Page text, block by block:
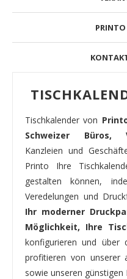
Tischkalender von
Schweizer Büros,
Kanzleien und
Printo Ihre
gestalten können,
Veredelungen und
Ihr moderner
Möglichkeit, Ihre
konfigurieren und über
profitieren von unserer
sowie unseren günstigen